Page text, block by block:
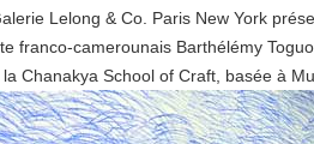
Lelong & Co. Paris New York
franco-camerounais Barthélémy
Chanakya School of Craft, basée à